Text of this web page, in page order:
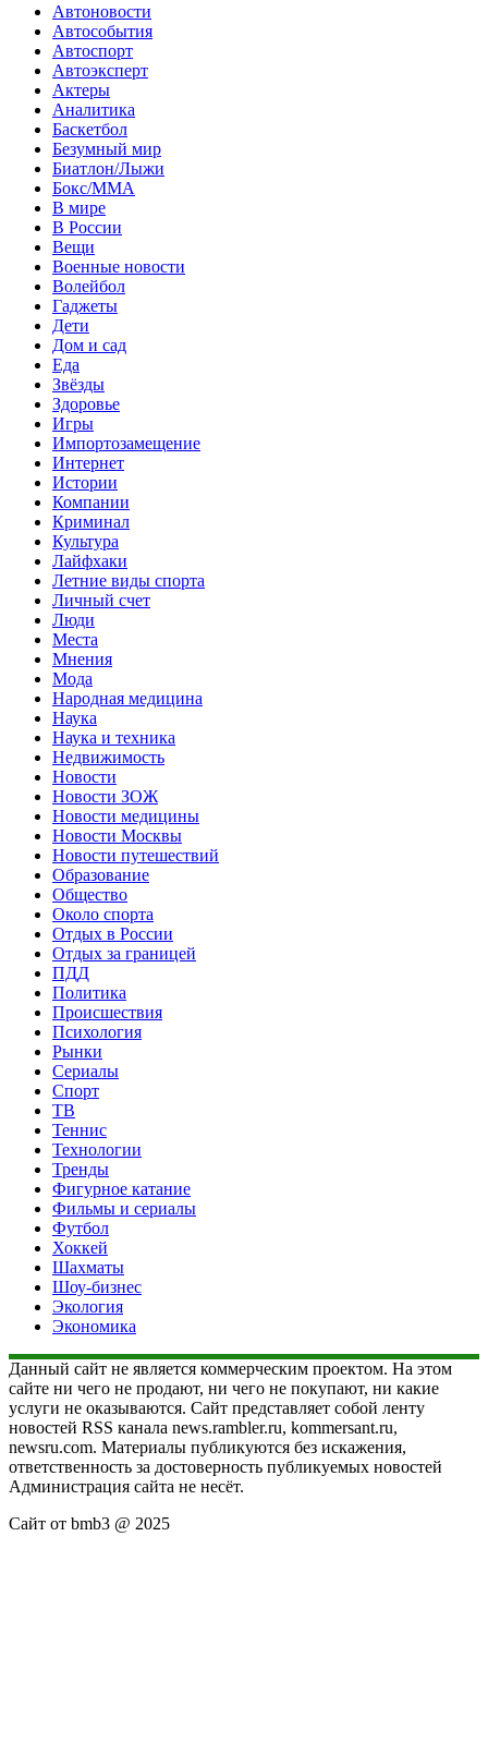
Автоновости
Автособытия
Автоспорт
Автоэксперт
Актеры
Аналитика
Баскетбол
Безумный мир
Биатлон/Лыжи
Бокс/MMA
В мире
В России
Вещи
Военные новости
Волейбол
Гаджеты
Дети
Дом и сад
Еда
Звёзды
Здоровье
Игры
Импортозамещение
Интернет
Истории
Компании
Криминал
Культура
Лайфхаки
Летние виды спорта
Личный счет
Люди
Места
Мнения
Мода
Народная медицина
Наука
Наука и техника
Недвижимость
Новости
Новости ЗОЖ
Новости медицины
Новости Москвы
Новости путешествий
Образование
Общество
Около спорта
Отдых в России
Отдых за границей
ПДД
Политика
Происшествия
Психология
Рынки
Сериалы
Спорт
ТВ
Теннис
Технологии
Тренды
Фигурное катание
Фильмы и сериалы
Футбол
Хоккей
Шахматы
Шоу-бизнес
Экология
Экономика
Данный сайт не является коммерческим проектом. На этом
сайте ни чего не продают, ни чего не покупают, ни какие
услуги не оказываются. Сайт представляет собой ленту
новостей RSS канала news.rambler.ru, kommersant.ru,
newsru.com. Материалы публикуются без искажения,
ответственность за достоверность публикуемых новостей
Администрация сайта не несёт.
Сайт от bmb3 @ 2025